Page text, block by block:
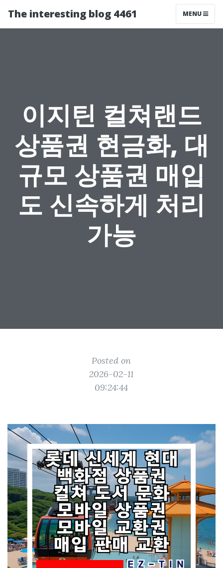
The interesting blog 4461 MENU
이지틴 컬쳐랜드
상품권 현금화, 대
규모 상품권 매입
도 신속하게 처리
가능
Posted on
2026-02-11
09:24:44